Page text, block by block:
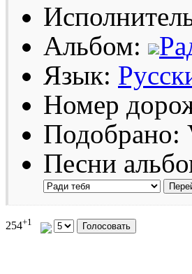
Альбом:
Язык:
Номер
Подобрано:
Песни
254+1